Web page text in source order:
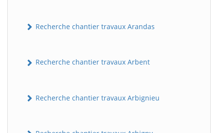
Recherche chantier travaux Arandas
Recherche chantier travaux Arbent
Recherche chantier travaux Arbignieu